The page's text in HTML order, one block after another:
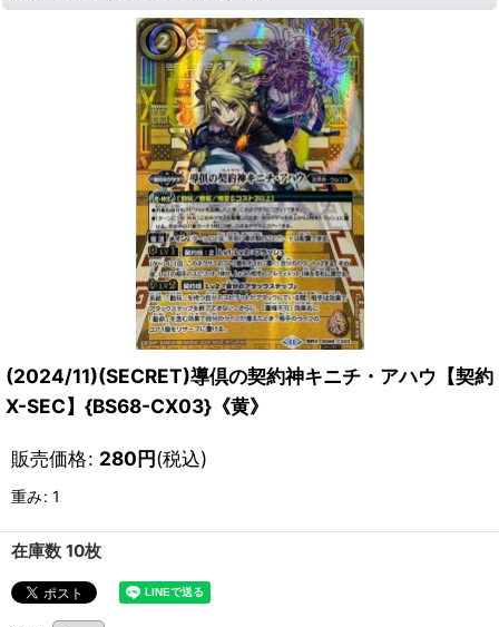
(2024/11)(SECRET)導倶の契約神キニチ・アハウ【契約
X-SEC】{BS68-CX03}《黄》
販売価格: 280円(税込)
重み: 1
在庫数 10枚